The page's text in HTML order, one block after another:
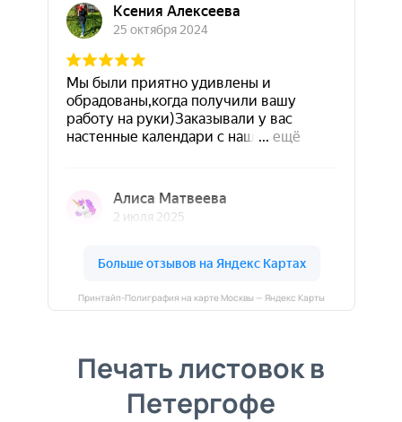
Принтайп-Полиграфия на карте Москвы — Яндекс Карты
Печать листовок в
Петергофе